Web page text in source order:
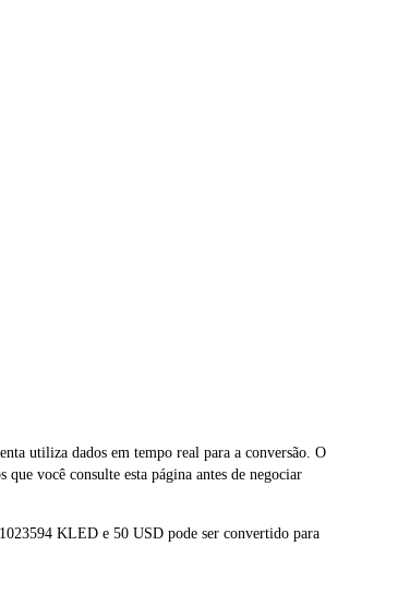
utiliza dados em tempo real para a conversão. O
você consulte esta página antes de negociar
KLED e 50 USD pode ser convertido para